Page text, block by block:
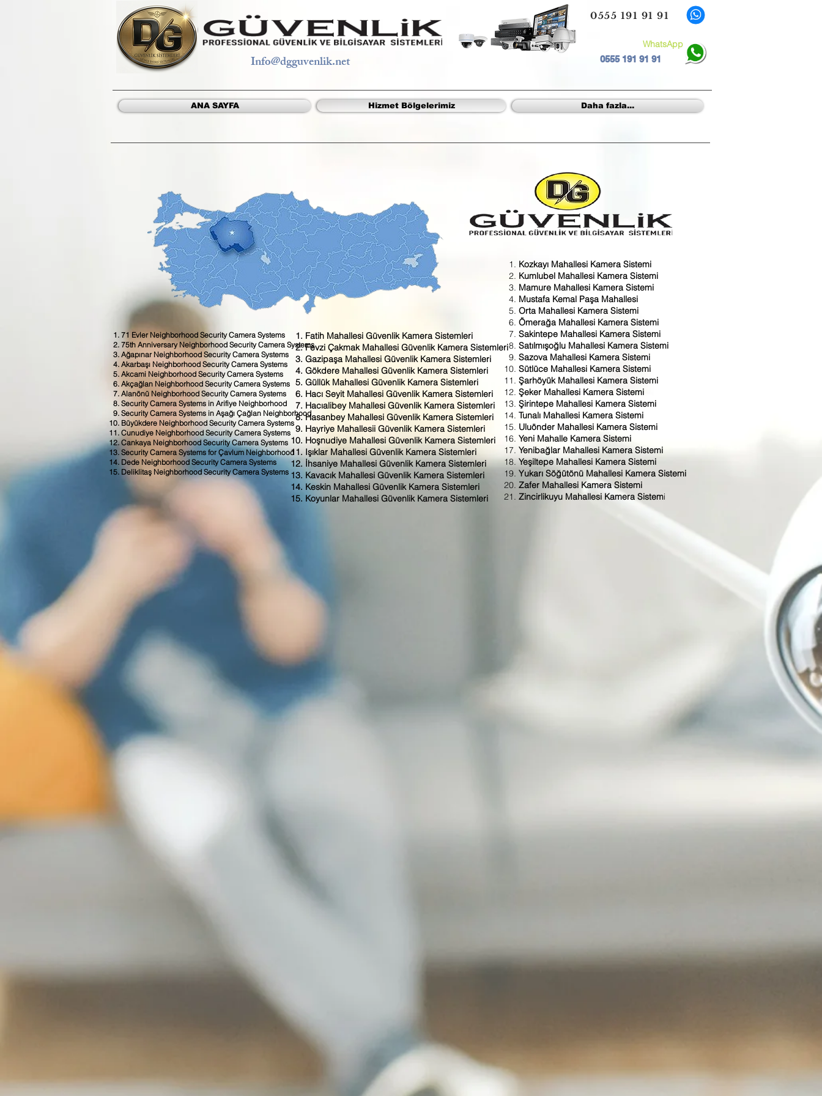
Info@dgguvenlik.net
0555 191 91 91
0555 191 91 91
WhatsApp
71 Evler Neighborhood Security Camera Systems
75th Anniversary Neighborhood Security Camera Systems
Ağapınar Neighborhood Security Camera Systems
Akarbaşı Neighborhood Security Camera Systems
Akcami Neighborhood Security Camera Systems
Akçağlan Neighborhood Security Camera Systems
Alanönü Neighborhood Security Camera Systems
Security Camera Systems in Arifiye Neighborhood
Security Camera Systems in Aşağı Çağlan Neighborhood
Büyükdere Neighborhood Security Camera Systems
Cunudiye Neighborhood Security Camera Systems
Cankaya Neighborhood Security Camera Systems
Security Camera Systems for Çavlum Neighborhood
Dede Neighborhood Security Camera Systems
Deliklitaş Neighborhood Security Camera Systems
Fatih Mahallesi Güvenlik Kamera Sistemleri
Fevzi Çakmak Mahallesi Güvenlik Kamera Sistemleri
Gazipaşa Mahallesi Güvenlik Kamera Sistemleri
Gökdere Mahallesi Güvenlik Kamera Sistemleri
Güllük Mahallesi Güvenlik Kamera Sistemleri
Hacı Seyit Mahallesi Güvenlik Kamera Sistemleri
Hacıalibey Mahallesi Güvenlik Kamera Sistemleri
Hasanbey Mahallesi Güvenlik Kamera Sistemleri
Hayriye Mahallesii Güvenlik Kamera Sistemleri
Hoşnudiye Mahallesi Güvenlik Kamera Sistemleri
Işıklar Mahallesi Güvenlik Kamera Sistemleri
İhsaniye Mahallesi Güvenlik Kamera Sistemleri
Kavacık Mahallesi Güvenlik Kamera Sistemleri
Keskin Mahallesi Güvenlik Kamera Sistemleri
Koyunlar Mahallesi Güvenlik Kamera Sistemleri
Kozkayı Mahallesi Kamera Sistemi
Kumlubel Mahallesi Kamera Sistemi
Mamure Mahallesi Kamera Sistemi
Mustafa Kemal Paşa Mahallesi
Orta Mahallesi Kamera Sistemi
Ömerağa Mahallesi Kamera Sistemi
Sakintepe Mahallesi Kamera Sistemi
Satılmışoğlu Mahallesi Kamera Sistemi
Sazova Mahallesi Kamera Sistemi
Sütlüce Mahallesi Kamera Sistemi
Şarhöyük Mahallesi Kamera Sistemi
Şeker Mahallesi Kamera Sistemi
Şirintepe Mahallesi Kamera Sistemi
Tunalı Mahallesi Kamera Sistemi
Uluönder Mahallesi Kamera Sistemi
Yeni Mahalle Kamera Sistemi
Yenibağlar Mahallesi Kamera Sistemi
Yeşiltepe Mahallesi Kamera Sistemi
Yukarı Söğütönü Mahallesi Kamera Sistemi
Zafer Mahallesi Kamera Sistemi
Zincirlikuyu Mahallesi Kamera Sistemi
ANA SAYFA Hizmet Bölgelerimiz Daha fazla...